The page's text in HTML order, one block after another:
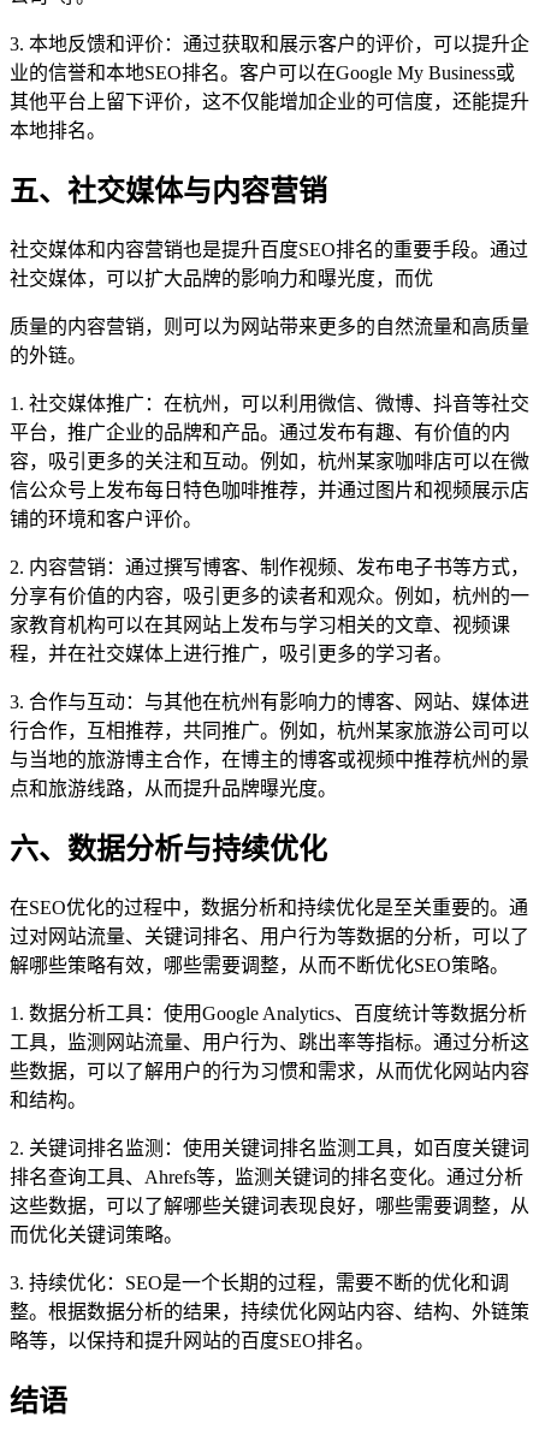
3. 本地反馈和评价：通过获取和展示客户的评价，可以提升企
业的信誉和本地SEO排名。客户可以在Google My Business或
其他平台上留下评价，这不仅能增加企业的可信度，还能提升
本地排名。
五、社交媒体与内容营销
社交媒体和内容营销也是提升百度SEO排名的重要手段。通过
社交媒体，可以扩大品牌的影响力和曝光度，而优
质量的内容营销，则可以为网站带来更多的自然流量和高质量
的外链。
1. 社交媒体推广：在杭州，可以利用微信、微博、抖音等社交
平台，推广企业的品牌和产品。通过发布有趣、有价值的内
容，吸引更多的关注和互动。例如，杭州某家咖啡店可以在微
信公众号上发布每日特色咖啡推荐，并通过图片和视频展示店
铺的环境和客户评价。
2. 内容营销：通过撰写博客、制作视频、发布电子书等方式，
分享有价值的内容，吸引更多的读者和观众。例如，杭州的一
家教育机构可以在其网站上发布与学习相关的文章、视频课
程，并在社交媒体上进行推广，吸引更多的学习者。
3. 合作与互动：与其他在杭州有影响力的博客、网站、媒体进
行合作，互相推荐，共同推广。例如，杭州某家旅游公司可以
与当地的旅游博主合作，在博主的博客或视频中推荐杭州的景
点和旅游线路，从而提升品牌曝光度。
六、数据分析与持续优化
在SEO优化的过程中，数据分析和持续优化是至关重要的。通
过对网站流量、关键词排名、用户行为等数据的分析，可以了
解哪些策略有效，哪些需要调整，从而不断优化SEO策略。
1. 数据分析工具：使用Google Analytics、百度统计等数据分析
工具，监测网站流量、用户行为、跳出率等指标。通过分析这
些数据，可以了解用户的行为习惯和需求，从而优化网站内容
和结构。
2. 关键词排名监测：使用关键词排名监测工具，如百度关键词
排名查询工具、Ahrefs等，监测关键词的排名变化。通过分析
这些数据，可以了解哪些关键词表现良好，哪些需要调整，从
而优化关键词策略。
3. 持续优化：SEO是一个长期的过程，需要不断的优化和调
整。根据数据分析的结果，持续优化网站内容、结构、外链策
略等，以保持和提升网站的百度SEO排名。
结语